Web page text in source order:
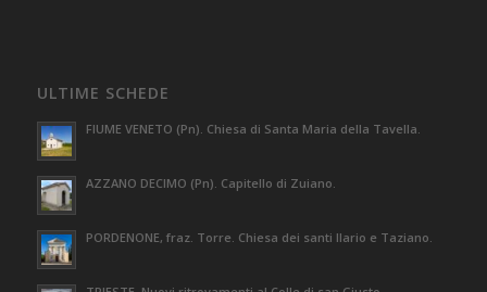
ULTIME SCHEDE
FIUME VENETO (Pn). Chiesa di Santa Maria della Tavella.
AZZANO DECIMO (Pn). Capitello di Zuiano.
PORDENONE, fraz. Torre. Chiesa dei santi Ilario e Taziano.